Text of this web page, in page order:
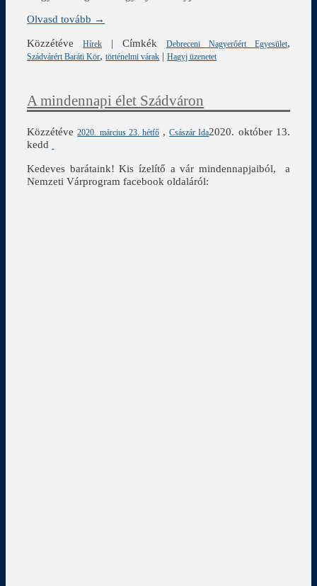
Olvasd tovább →
Közzétéve
Hírek | Címkék Debreceni Nagyerőért Egyesület,
Szádvárért Baráti Kör,történelmi várak |Hagyj üzenetet
A mindennapi élet Szádváron
Közzétéve2020. március 23. hétfő ,Császár Ida2020. október 13.
kedd
Kedeves barátaink! Kis ízelítő a vár mindennapjaiból, a
Nemzeti Várprogram facebook oldaláról: